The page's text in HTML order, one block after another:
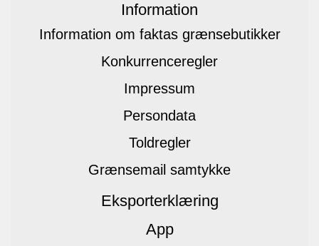
Information
Information om faktas grænsebutikker
Konkurrenceregler
Impressum
Persondata
Toldregler
Grænsemail samtykke
Eksporterklæring
App